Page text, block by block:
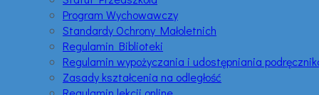
Program Wychowawczy
Standardy Ochrony Małoletnich
Regulamin Biblioteki
Regulamin wypożyczania i udostępniania
Zasady kształcenia na odległość